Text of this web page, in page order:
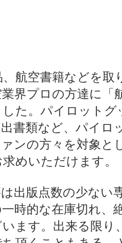
航空書籍などを取
界プロの方達に
た。パイロット
書類など、パイ
ンの方々を対象
めいただけます。
出版点数の少ない
時的な在庫切れ、
ます。出来る限り